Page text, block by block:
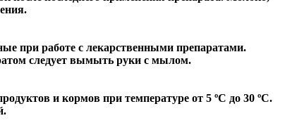
при работе с лекарственными препаратами.
следует вымыть руки с мылом.
и кормов при температуре от 5 ºС до 30 ºC.